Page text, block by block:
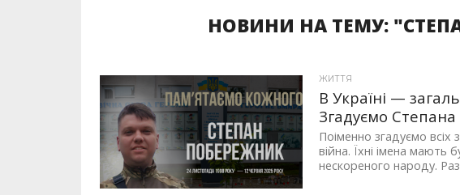
НОВИНИ НА ТЕМУ:
ЖИТТЯ
В Україні —
Згадуємо
Поіменно згадуємо всіх
війна. Їхні імена мають
нескореного народу.